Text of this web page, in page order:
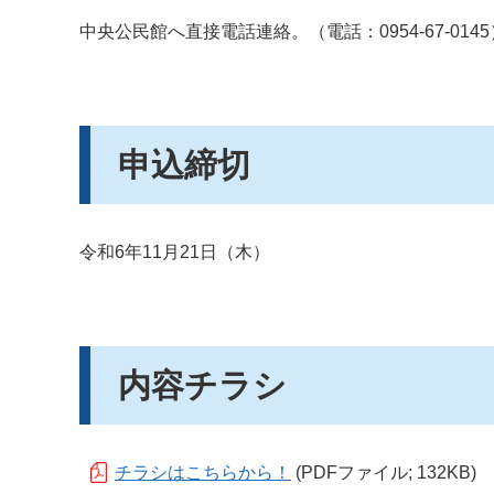
中央公民館へ直接電話連絡。（電話：0954-67-0145
申込締切
令和6年11月21日（木）
内容チラシ
チラシはこちらから！ (PDFファイル; 132KB)